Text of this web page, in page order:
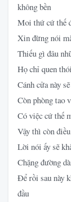
không bền
Moi thứ cứ thế
Xin đừng nói
Thiếu gì đâu
Họ chỉ quen
Cánh cửa này
Còn phòng tao
Có việc cứ thế
Vậy thì còn
Lời nói ấy sẽ
Chặng đường
Để rồi sau này
đầu